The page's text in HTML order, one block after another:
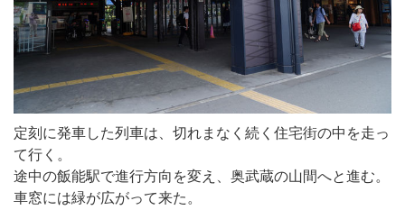
定刻に発車した列車は、切れまなく続く住宅街の中を走っ
て行く。
途中の飯能駅で進行方向を変え、奥武蔵の山間へと進む。
車窓には緑が広がって来た。